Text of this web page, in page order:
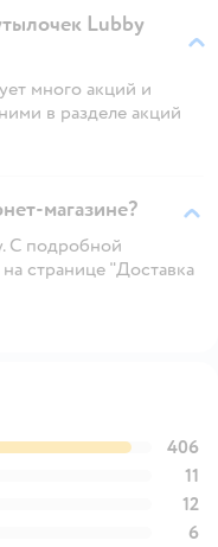
Lubby
много акций и
в разделе акций
магазине?
С подробной
странице "Доставка
406
11
12
6